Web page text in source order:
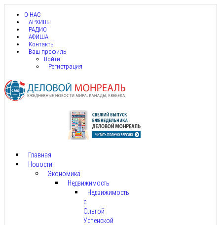
О НАС
АРХИВЫ
РАДИО
АФИША
Контакты
Ваш профиль
Войти
Регистрация
Главная
Новости
Экономика
Недвижимость
Недвижимость
с
Ольгой
Успенской